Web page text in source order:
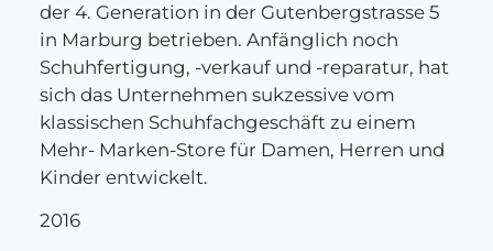
der 4. Generation in der Gutenbergstrasse 5
in Marburg betrieben. Anfänglich noch
Schuhfertigung, -verkauf und -reparatur, hat
sich das Unternehmen sukzessive vom
klassischen Schuhfachgeschäft zu einem
Mehr- Marken-Store für Damen, Herren und
Kinder entwickelt.
2016